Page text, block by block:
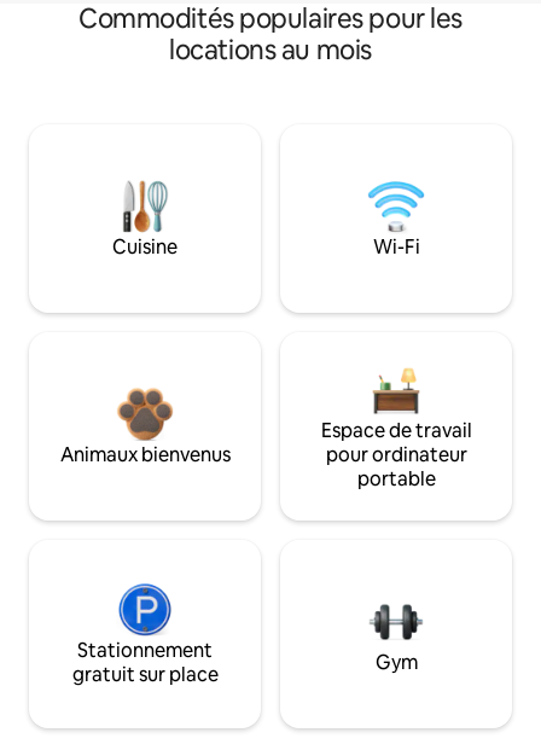
Commodités populaires pour les
locations au mois
Cuisine Wi-Fi
Animaux bienvenus
Espace de travail
pour ordinateur
portable
Stationnement
gratuit sur place
Gym